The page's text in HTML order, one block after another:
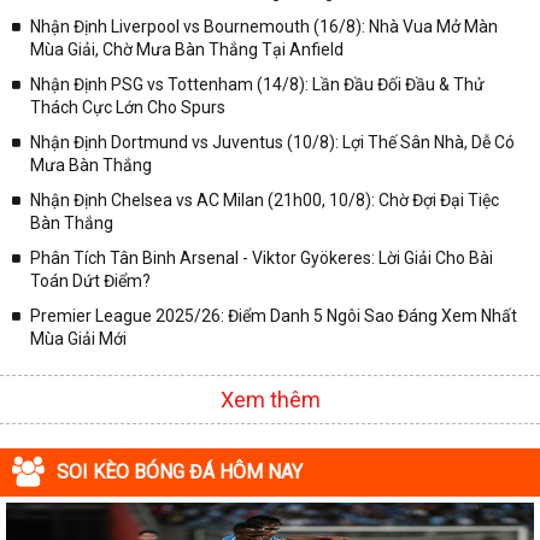
✓ Giải VĐQG Tây Ban Nha;
✓ VĐQG Đức;
✓ VĐQG Pháp;
✓ Liên Đoàn Anh;
✓ U23 Châu Á;
✓ Euro 2020;
✓ VLWC KV Châu Á;
✓ Các giải đấu bóng đá khác.
Vì vậy, đồng hành cùng với chuyên trang
sẽ không bỏ lỡ bất kỳ trận đấu bóng đá nào, đặc biệt là những trận
bóng siêu kinh điển tại các giải bóng đá lớn nhất trên Thế giới. Tại
Nhận Định Liverpool vs Bournemouth (16/8): Nhà Vua Mở Màn
Mùa Giải, Chờ Mưa Bàn Thắng Tại Anfield
Nhận Định PSG vs Tottenham (14/8): Lần Đầu Đối Đầu & Thử
Thách Cực Lớn Cho Spurs
Nhận Định Dortmund vs Juventus (10/8): Lợi Thế Sân Nhà, Dễ Có
Mưa Bàn Thắng
Nhận Định Chelsea vs AC Milan (21h00, 10/8): Chờ Đợi Đại Tiệc
Bàn Thắng
Phân Tích Tân Binh Arsenal - Viktor Gyökeres: Lời Giải Cho Bài
Toán Dứt Điểm?
Premier League 2025/26: Điểm Danh 5 Ngôi Sao Đáng Xem Nhất
Mùa Giải Mới
Xem thêm
SOI KÈO BÓNG ĐÁ HÔM NAY